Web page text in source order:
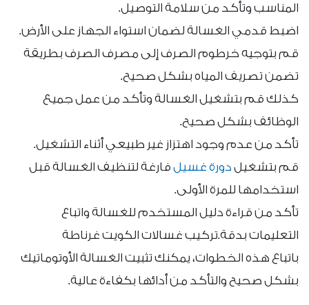
المناسب وتأكد من سلامة التوصيل.
اضبط قدمي الغسالة لضمان استواء الجهاز على الأرض.
قم بتوجيه خرطوم الصرف إلى مصرف الصرف بطريقة
تضمن تصريف المياه بشكل صحيح.
كذلك قم بتشغيل الغسالة وتأكد من عمل جميع
الوظائف بشكل صحيح.
تأكد من عدم وجود اهتزاز غير طبيعي أثناء التشغيل.
قم بتشغيل دورة غسيل فارغة لتنظيف الغسالة قبل
استخدامها للمرة الأولى.
تأكد من قراءة دليل المستخدم للغسالة واتباع
التعليمات بدقة.تركيب غسالات الكويت غرناطة
باتباع هذه الخطوات، يمكنك تثبيت الغسالة الأوتوماتيك
بشكل صحيح والتأكد من أدائها بكفاءة عالية.